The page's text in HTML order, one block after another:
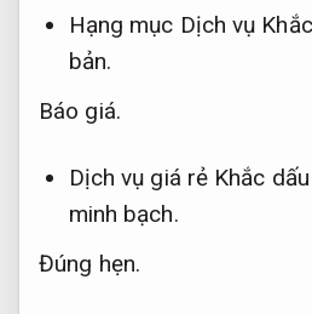
Hạng mục Dịch vụ
bản.
Báo giá.
Dịch vụ giá rẻ Khắc
minh bạch.
Đúng hẹn.